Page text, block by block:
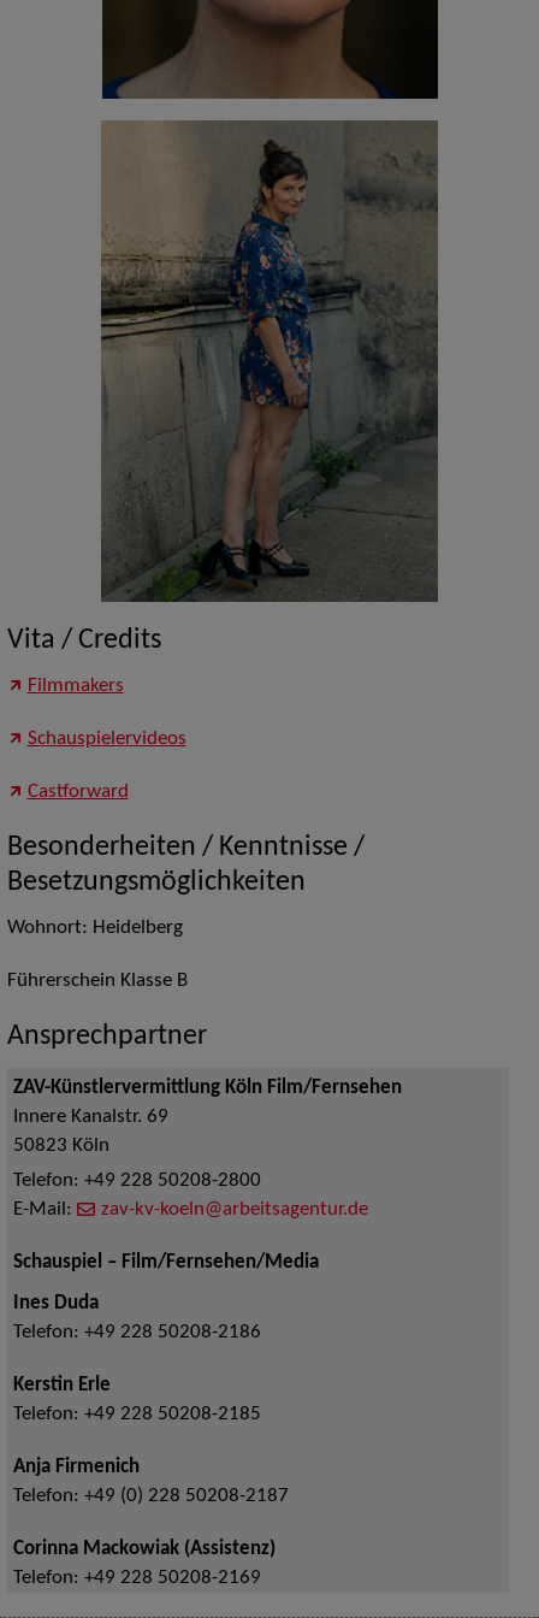
Vita / Credits
Filmmakers
Schauspielervideos
Castforward
Besonderheiten / Kenntnisse /
Besetzungsmöglichkeiten
Wohnort: Heidelberg
Führerschein Klasse B
Ansprechpartner
ZAV-Künstlervermittlung Köln Film/Fernsehen
Innere Kanalstr. 69
50823 Köln
Telefon: +49 228 50208-2800
E-Mail:
zav-kv-koeln@arbeitsagentur.de
Schauspiel – Film/Fernsehen/Media
Ines Duda
Telefon: +49 228 50208-2186
Kerstin Erle
Telefon: +49 228 50208-2185
Anja Firmenich
Telefon: +49 (0) 228 50208-2187
Corinna Mackowiak (Assistenz)
Telefon: +49 228 50208-2169